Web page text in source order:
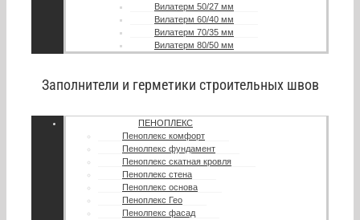
Вилатерм 50/27 мм
Вилатерм 60/40 мм
Вилатерм 70/35 мм
Вилатерм 80/50 мм
Заполнители и герметики строительных швов
ПЕНОПЛЕКС
Пеноплекс комфорт
Пенолпекс фундамент
Пеноплекс скатная кровля
Пеноплекс стена
Пеноплекс основа
Пеноплекс Гео
Пенолпекс фасад